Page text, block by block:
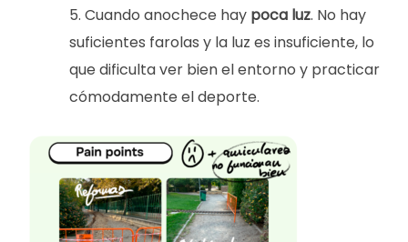
Cuando anochece hay poca luz. No hay
suficientes farolas y la luz es insuficiente, lo
que dificulta ver bien el entorno y practicar
cómodamente el deporte.